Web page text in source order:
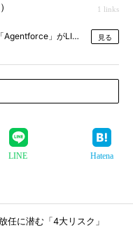
1 links
」がLINEヤフーのカ
見る
LINE Hatena
に潜む「4大リスク」